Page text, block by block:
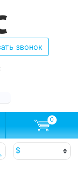
звонок
0